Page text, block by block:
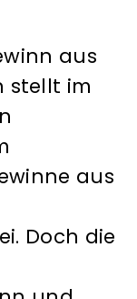
aus
stellt im
aus
Doch die